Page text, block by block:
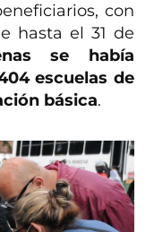
con
hasta el 31 de
se había
escuelas de
básica.